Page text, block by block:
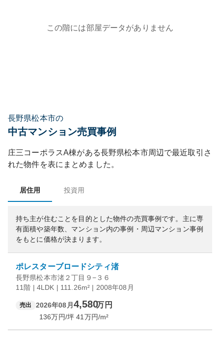
この階には部屋データがありません
長野県松本市の
中古マンション売買事例
庄三コーポラスA棟がある長野県松本市周辺で最近取引さ
れた物件を表にまとめました。
居住用 投資用
持ち主が住むことを目的とした物件の売買事例です。 主に専
有面積や築年数、マンション内の事例・周辺マンション事例
をもとに価格が決まります。
ポレスターブロードシティ渚
長野県松本市渚２丁目９−３６
11階 | 4LDK | 111.26m² | 2008年08月
売出 2026年08月 4,580万円
136万円/坪 41 万円/m²